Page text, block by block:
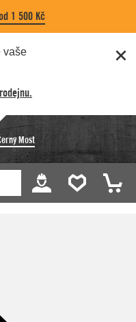
1 500 Kč
vaše
Most